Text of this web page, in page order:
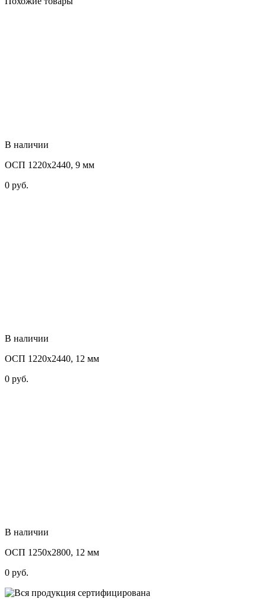
В наличии
ОСП 1220х2440, 9 мм
0 руб.
В наличии
ОСП 1220х2440, 12 мм
0 руб.
В наличии
ОСП 1250х2800, 12 мм
0 руб.